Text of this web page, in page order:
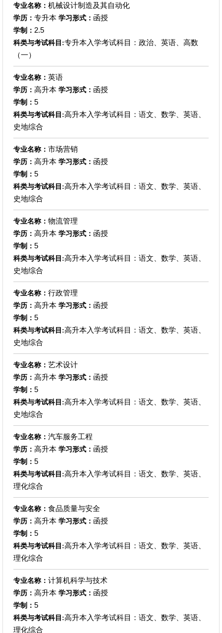
专业名称： 机械设计制造及其自动化
学历： 专升本 学习形式： 函授
学制： 2.5
科类与考试科目:专升本入学考试科目：政治、英语、高数
（一）
专业名称： 英语
学历： 高升本 学习形式： 函授
学制： 5
科类与考试科目:高升本入学考试科目：语文、数学、英语、
史地综合
专业名称： 市场营销
学历： 高升本 学习形式： 函授
学制： 5
科类与考试科目:高升本入学考试科目：语文、数学、英语、
史地综合
专业名称： 物流管理
学历： 高升本 学习形式： 函授
学制： 5
科类与考试科目:高升本入学考试科目：语文、数学、英语、
史地综合
专业名称： 行政管理
学历： 高升本 学习形式： 函授
学制： 5
科类与考试科目:高升本入学考试科目：语文、数学、英语、
史地综合
专业名称： 艺术设计
学历： 高升本 学习形式： 函授
学制： 5
科类与考试科目:高升本入学考试科目：语文、数学、英语、
史地综合
专业名称： 汽车服务工程
学历： 高升本 学习形式： 函授
学制： 5
科类与考试科目:高升本入学考试科目：语文、数学、英语、
理化综合
专业名称： 食品质量与安全
学历： 高升本 学习形式： 函授
学制： 5
科类与考试科目:高升本入学考试科目：语文、数学、英语、
理化综合
专业名称： 计算机科学与技术
学历： 高升本 学习形式： 函授
学制： 5
科类与考试科目:高升本入学考试科目：语文、数学、英语、
理化综合